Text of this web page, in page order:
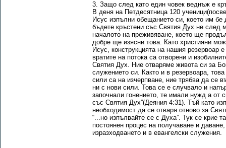
3. Защо след като един човек веднъж е
В деня на Петдесятница 120
Исус изпълни обещанието си, което им
бъдете кръстени със Святия Дух не след
началото на преживяване, което ще
добре ще изясни това. Като християни
Исус, конструкцията на нашия
вратите на потока са отворени и
Святия Дух. Ние отваряме живота си за
служението си. Както и в резервоара,
сили са на изчерпване, ние трябва да се
ни с нови сили. Това се е случвало и
започнали гонението, те имали нужд а от
със Святия Дух”(Деяния 4:31). Тъй като
необходимост да се отваря отново за
“...но изпълвайте се с Духа”. Тук се крие
постоянен процес на получаване и
изразходването и в евангелски служения.